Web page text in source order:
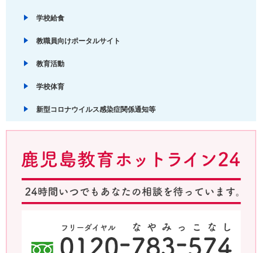
学校給食
教職員向けポータルサイト
教育活動
学校体育
新型コロナウイルス感染症関係通知等